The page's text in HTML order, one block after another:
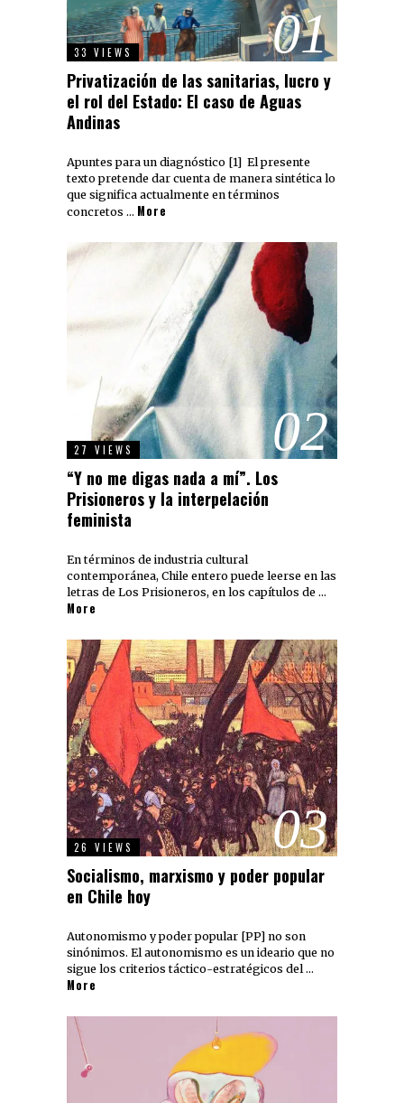
01
33 VIEWS
Privatización de las sanitarias, lucro y
el rol del Estado: El caso de Aguas
Andinas
Apuntes para un diagnóstico [1] El presente
texto pretende dar cuenta de manera sintética lo
que significa actualmente en términos
concretos … More
02
27 VIEWS
“Y no me digas nada a mí”. Los
Prisioneros y la interpelación
feminista
En términos de industria cultural
contemporánea, Chile entero puede leerse en las
letras de Los Prisioneros, en los capítulos de …
More
03
26 VIEWS
Socialismo, marxismo y poder popular
en Chile hoy
Autonomismo y poder popular [PP] no son
sinónimos. El autonomismo es un ideario que no
sigue los criterios táctico-estratégicos del …
More